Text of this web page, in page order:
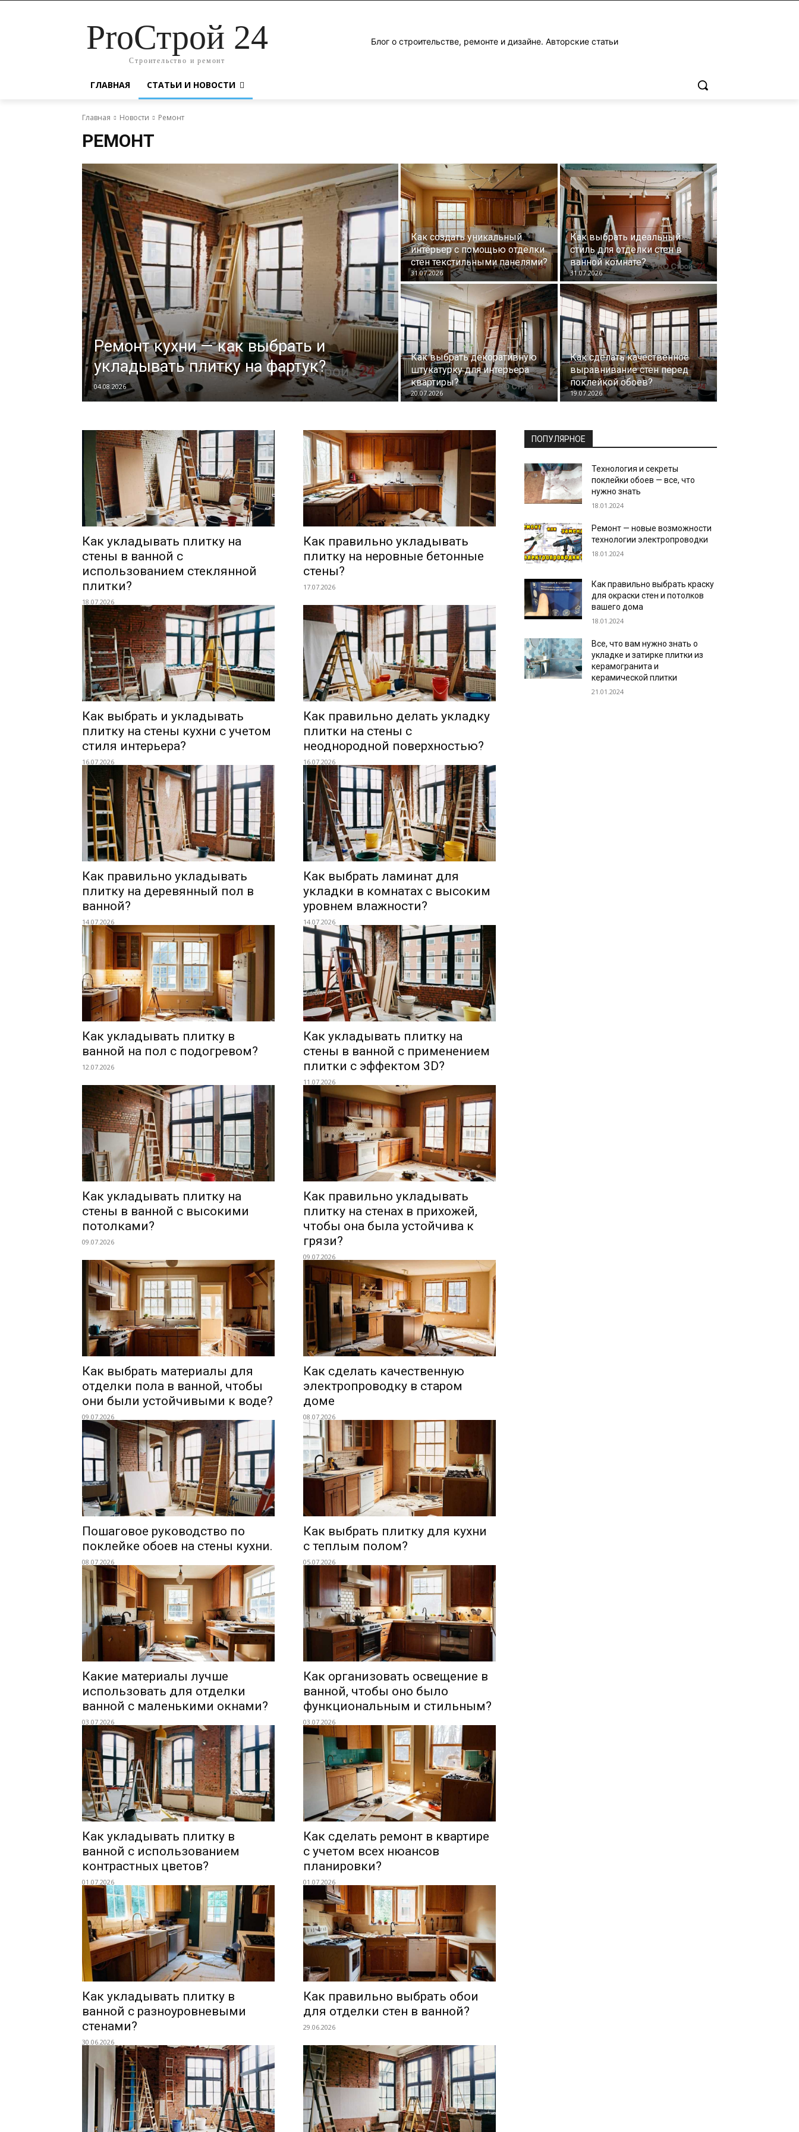
ProСтрой 24
Строительство и ремонт
Блог о строительстве, ремонте и дизайне. Авторские статьи
ГЛАВНАЯ СТАТЬИ И НОВОСТИ
Главная Новости Ремонт
РЕМОНТ
Ремонт кухни — как выбрать и
укладывать плитку на фартук?
04.08.2026
Как создать уникальный
интерьер с помощью отделки
стен текстильными панелями?
31.07.2026
Как выбрать идеальный
стиль для отделки стен в
ванной комнате?
31.07.2026
Как выбрать декоративную
штукатурку для интерьера
квартиры?
20.07.2026
Как сделать качественное
выравнивание стен перед
поклейкой обоев?
19.07.2026
Как укладывать плитку на
стены в ванной с
использованием стеклянной
плитки?
18.07.2026
Как правильно укладывать
плитку на неровные бетонные
стены?
17.07.2026
Как выбрать и укладывать
плитку на стены кухни с учетом
стиля интерьера?
16.07.2026
Как правильно делать укладку
плитки на стены с
неоднородной поверхностью?
16.07.2026
Как правильно укладывать
плитку на деревянный пол в
ванной?
14.07.2026
Как выбрать ламинат для
укладки в комнатах с высоким
уровнем влажности?
14.07.2026
Как укладывать плитку в
ванной на пол с подогревом?
12.07.2026
Как укладывать плитку на
стены в ванной с применением
плитки с эффектом 3D?
11.07.2026
Как укладывать плитку на
стены в ванной с высокими
потолками?
09.07.2026
Как правильно укладывать
плитку на стенах в прихожей,
чтобы она была устойчива к
грязи?
09.07.2026
Как выбрать материалы для
отделки пола в ванной, чтобы
они были устойчивыми к воде?
09.07.2026
Как сделать качественную
электропроводку в старом
доме
08.07.2026
Пошаговое руководство по
поклейке обоев на стены кухни.
08.07.2026
Как выбрать плитку для кухни
с теплым полом?
05.07.2026
Какие материалы лучше
использовать для отделки
ванной с маленькими окнами?
03.07.2026
Как организовать освещение в
ванной, чтобы оно было
функциональным и стильным?
03.07.2026
Как укладывать плитку в
ванной с использованием
контрастных цветов?
01.07.2026
Как сделать ремонт в квартире
с учетом всех нюансов
планировки?
01.07.2026
Как укладывать плитку в
ванной с разноуровневыми
стенами?
30.06.2026
Как правильно выбрать обои
для отделки стен в ванной?
29.06.2026
ПОПУЛЯРНОЕ
Технология и секреты
поклейки обоев — все, что
нужно знать
18.01.2024
Ремонт — новые возможности
технологии электропроводки
18.01.2024
Как правильно выбрать краску
для окраски стен и потолков
вашего дома
18.01.2024
Все, что вам нужно знать о
укладке и затирке плитки из
керамогранита и
керамической плитки
21.01.2024